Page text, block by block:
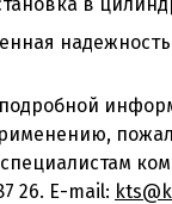
надежность
26. E-mail: